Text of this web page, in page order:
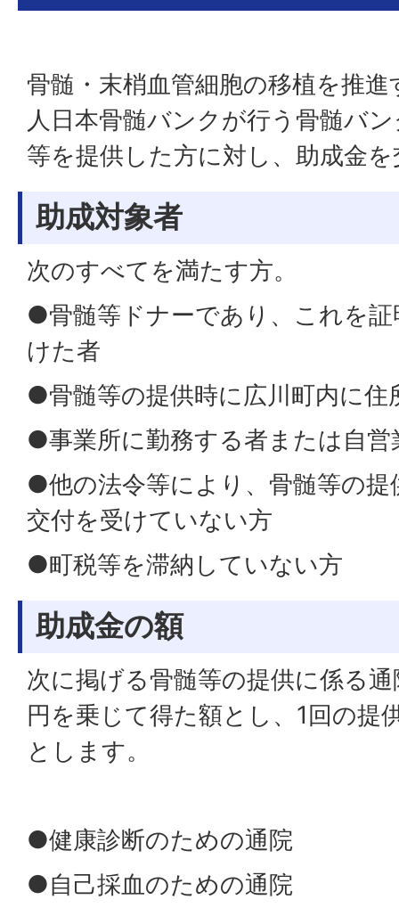
骨髄・末梢血管細胞の移植を推
人日本骨髄バンクが行う骨髄バ
等を提供した方に対し、助成金
助成対象者
次のすべてを満たす方。
●骨髄等ドナーであり、これを
けた者
●骨髄等の提供時に広川町内に住
●事業所に勤務する者または自営
●他の法令等により、骨髄等の提
交付を受けていない方
●町税等を滞納していない方
助成金の額
次に掲げる骨髄等の提供に係る
円を乗じて得た額とし、1回の提
とします。
●健康診断のための通院
●自己採血のための通院